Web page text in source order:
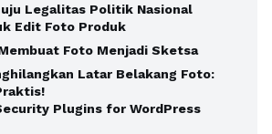
Legalitas Politik Nasional
Edit Foto Produk
Foto Menjadi Sketsa
Latar Belakang Foto:
Plugins for WordPress